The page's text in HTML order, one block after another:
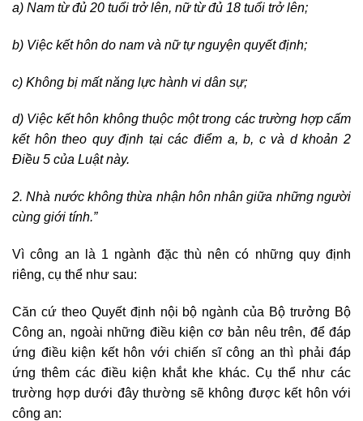
a) Nam từ đủ 20 tuổi trở lên, nữ từ đủ 18 tuổi trở lên;
b) Việc kết hôn do nam và nữ tự nguyện quyết định;
c) Không bị mất năng lực hành vi dân sự;
d) Việc kết hôn không thuộc một trong các trường hợp cấm
kết hôn theo quy định tại các điểm a, b, c và d khoản 2
Điều 5 của Luật này.
2. Nhà nước không thừa nhận hôn nhân giữa những người
cùng giới tính.”
Vì công an là 1 ngành đặc thù nên có những quy định
riêng, cụ thể như sau:
Căn cứ theo Quyết định nội bộ ngành của Bộ trưởng Bộ
Công an, ngoài những điều kiện cơ bản nêu trên, để đáp
ứng điều kiện kết hôn với chiến sĩ công an thì phải đáp
ứng thêm các điều kiện khắt khe khác. Cụ thể như các
trường hợp dưới đây thường sẽ không được kết hôn với
công an: